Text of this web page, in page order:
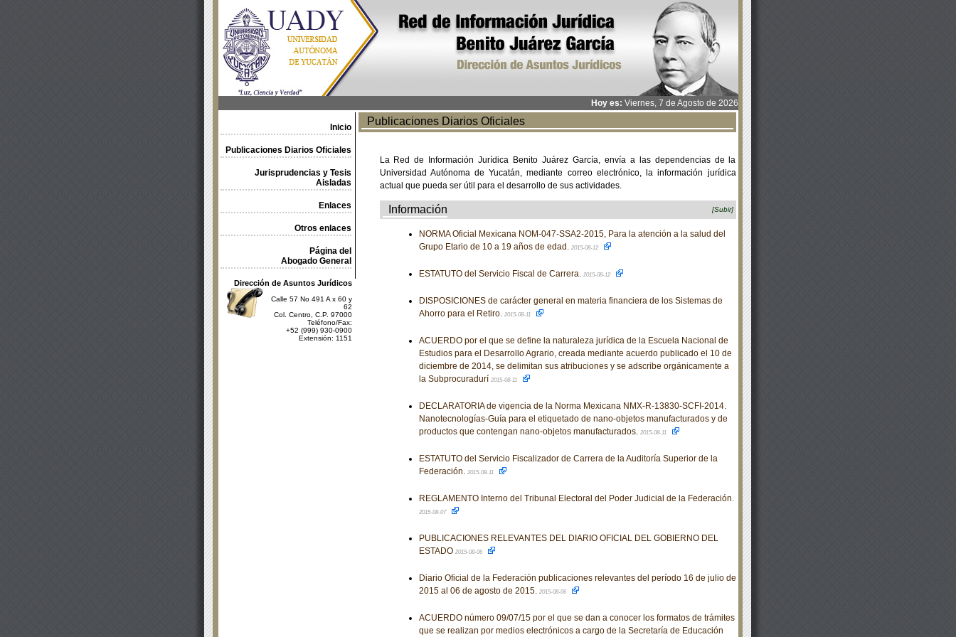
Hoy es: Viernes, 7 de Agosto de 2026
Inicio
Publicaciones Diarios Oficiales
Jurisprudencias y Tesis
Aisladas
Enlaces
Otros enlaces
Página del
Abogado General
Dirección de Asuntos Jurídicos
Calle 57 No 491 A x 60 y
62
Col. Centro, C.P. 97000
Teléfono/Fax:
+52 (999) 930-0900
Extensión: 1151
Publicaciones Diarios Oficiales
La Red de Información Jurídica Benito Juárez García, envía a las dependencias de la
Universidad Autónoma de Yucatán, mediante correo electrónico, la información jurídica
actual que pueda ser útil para el desarrollo de sus actividades.
Información [Subir]
NORMA Oficial Mexicana NOM-047-SSA2-2015, Para la atención a la salud del
Grupo Etario de 10 a 19 años de edad. 2015-08-12
ESTATUTO del Servicio Fiscal de Carrera. 2015-08-12
DISPOSICIONES de carácter general en materia financiera de los Sistemas de
Ahorro para el Retiro. 2015-08-11
ACUERDO por el que se define la naturaleza jurídica de la Escuela Nacional de
Estudios para el Desarrollo Agrario, creada mediante acuerdo publicado el 10 de
diciembre de 2014, se delimitan sus atribuciones y se adscribe orgánicamente a
la Subprocuradurí 2015-08-11
DECLARATORIA de vigencia de la Norma Mexicana NMX-R-13830-SCFI-2014.
Nanotecnologías-Guía para el etiquetado de nano-objetos manufacturados y de
productos que contengan nano-objetos manufacturados. 2015-08-11
ESTATUTO del Servicio Fiscalizador de Carrera de la Auditoría Superior de la
Federación. 2015-08-11
REGLAMENTO Interno del Tribunal Electoral del Poder Judicial de la Federación.
2015-08-07
PUBLICACIONES RELEVANTES DEL DIARIO OFICIAL DEL GOBIERNO DEL
ESTADO 2015-08-06
Diario Oficial de la Federación publicaciones relevantes del período 16 de julio de
2015 al 06 de agosto de 2015. 2015-08-06
ACUERDO número 09/07/15 por el que se dan a conocer los formatos de trámites
que se realizan por medios electrónicos a cargo de la Secretaría de Educación